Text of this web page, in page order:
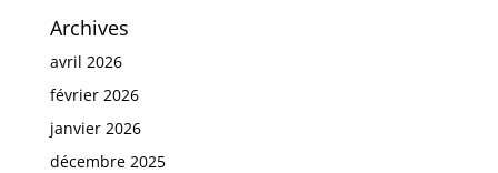
Archives
avril 2026
février 2026
janvier 2026
décembre 2025